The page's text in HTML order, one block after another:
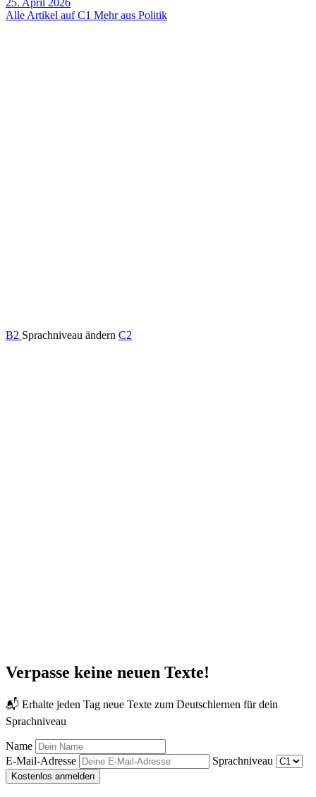
25. April 2026
Alle Artikel auf C1 Mehr aus Politik
B2 Sprachniveau ändern C2
Verpasse keine neuen Texte!
📬 Erhalte jeden Tag neue Texte zum Deutschlernen für dein
Sprachniveau
Name
E-Mail-Adresse
Sprachniveau
Kostenlos anmelden